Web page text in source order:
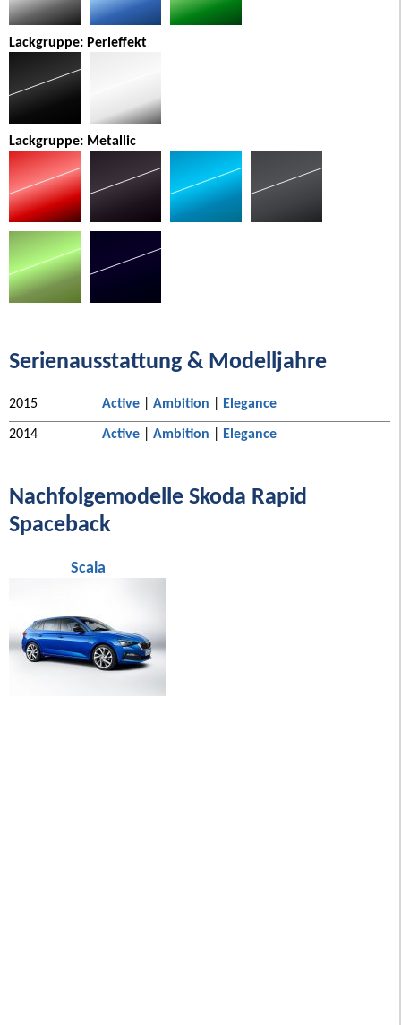
Lackgruppe: Perleffekt
Lackgruppe: Metallic
Serienausstattung & Modelljahre
2015 Active Ambition Elegance
2014 Active Ambition Elegance
Nachfolgemodelle Skoda Rapid
Spaceback
Scala